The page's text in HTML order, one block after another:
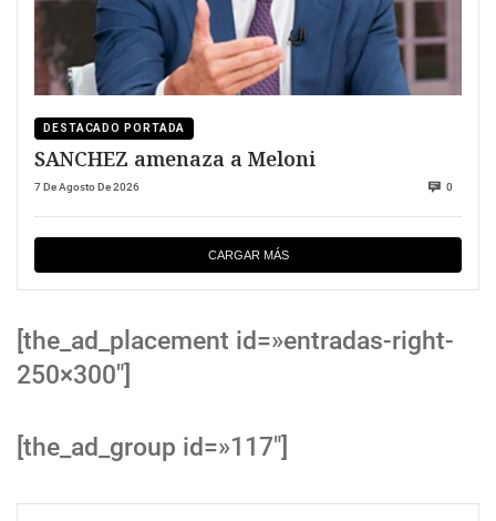
DESTACADO PORTADA
SANCHEZ amenaza a Meloni
7 De Agosto De 2026 0
CARGAR MÁS
[the_ad_placement id=»entradas-right-
250×300″]
[the_ad_group id=»117″]